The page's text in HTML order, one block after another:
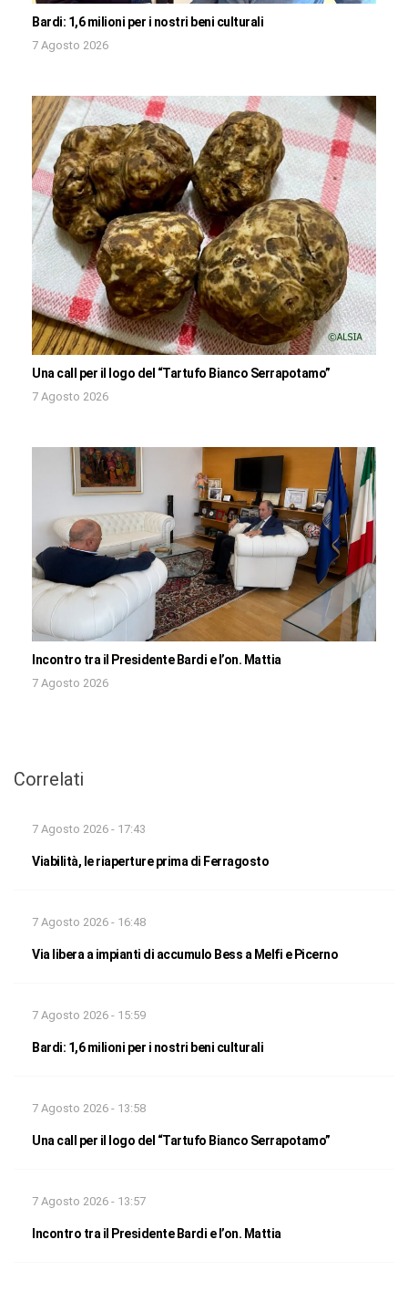
Bardi: 1,6 milioni per i nostri beni culturali
7 Agosto 2026
Una call per il logo del “Tartufo Bianco Serrapotamo”
7 Agosto 2026
Incontro tra il Presidente Bardi e l’on. Mattia
7 Agosto 2026
Correlati
7 Agosto 2026 - 17:43
Viabilità, le riaperture prima di Ferragosto
7 Agosto 2026 - 16:48
Via libera a impianti di accumulo Bess a Melfi e Picerno
7 Agosto 2026 - 15:59
Bardi: 1,6 milioni per i nostri beni culturali
7 Agosto 2026 - 13:58
Una call per il logo del “Tartufo Bianco Serrapotamo”
7 Agosto 2026 - 13:57
Incontro tra il Presidente Bardi e l’on. Mattia